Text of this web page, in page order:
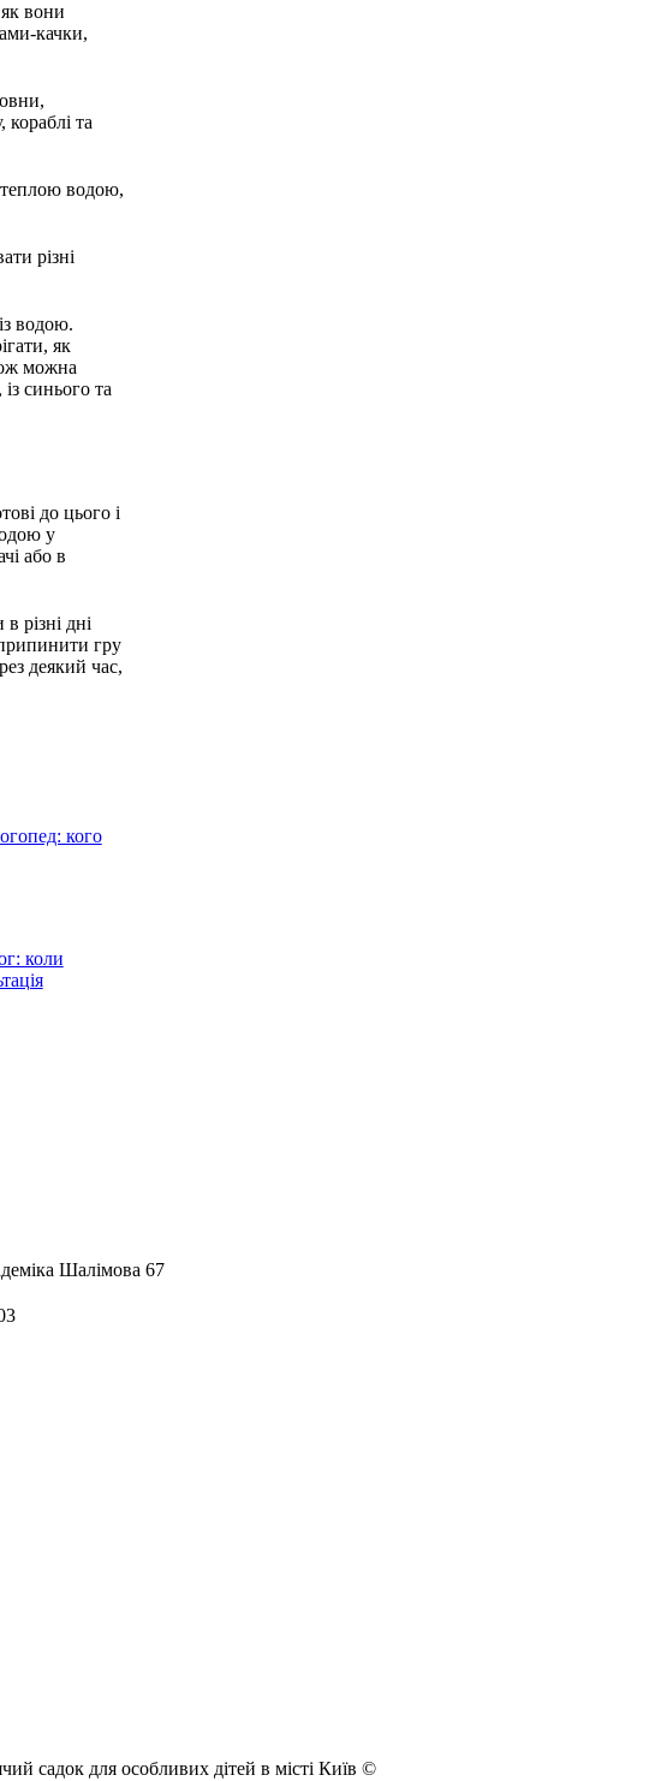
вони
качки,
та
теплою водою,
різні
водою.
як
можна
синього та
до цього і
у
або в
різні дні
гру
деякий час,
кого
коли
Шалімова 67
садок для особливих дітей в місті Київ ©